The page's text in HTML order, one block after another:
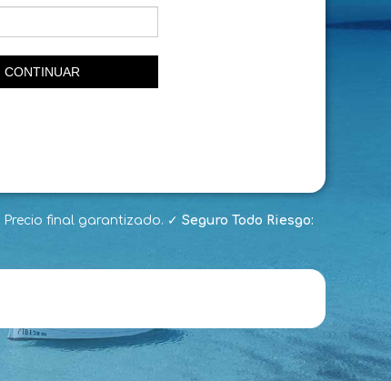
Precio final garantizado. ✓ Seguro Todo Riesgo: